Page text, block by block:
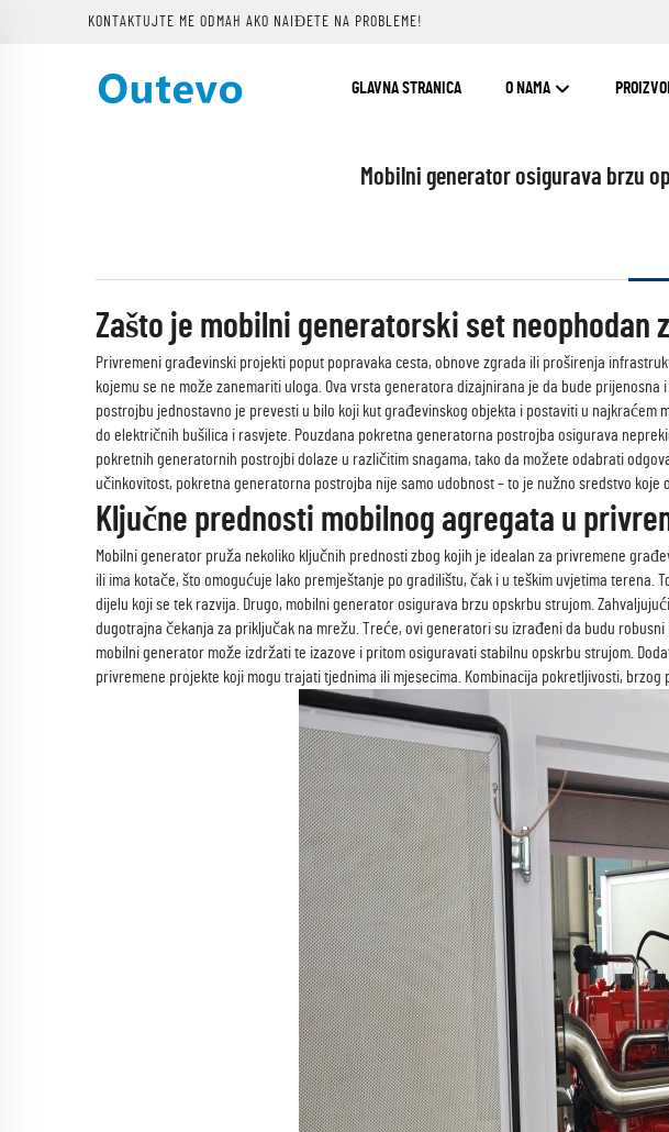
KONTAKTUJTE ME ODMAH AKO NAIĐETE NA PROBLEME!
GLAVNA STRANICA O NAMA
Mobilni generator osigurava brzu
Zašto je mobilni generatorski set
Privremeni građevinski projekti poput popravaka cesta, obnove zgrada ili proširenja
kojemu se ne može zanemariti uloga. Ova vrsta generatora dizajnirana je da bude
postrojbu jednostavno je prevesti u bilo koji kut građevinskog objekta i postaviti u
do električnih bušilica i rasvjete. Pouzdana pokretna generatorna postrojba osigurava
pokretnih generatornih postrojbi dolaze u različitim snagama, tako da možete odabrati
učinkovitost, pokretna generatorna postrojba nije samo udobnost – to je nužno sredstvo koje
Ključne prednosti mobilnog agregata u
Mobilni generator pruža nekoliko ključnih prednosti zbog kojih je idealan za privremene
ili ima kotače, što omogućuje lako premještanje po gradilištu, čak i u teškim uvjetima
dijelu koji se tek razvija. Drugo, mobilni generator osigurava brzu opskrbu strujom.
dugotrajna čekanja za priključak na mrežu. Treće, ovi generatori su izrađeni da budu
mobilni generator može izdržati te izazove i pritom osiguravati stabilnu opskrbu strujom.
privremene projekte koji mogu trajati tjednima ili mjesecima. Kombinacija pokretljivosti,